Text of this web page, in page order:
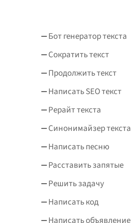
Бот генератор текста
Сократить текст
Продолжить текст
Написать SEO текст
Рерайт текста
Синонимайзер текста
Написать песню
Расставить запятые
Решить задачу
Написать код
Написать объявление